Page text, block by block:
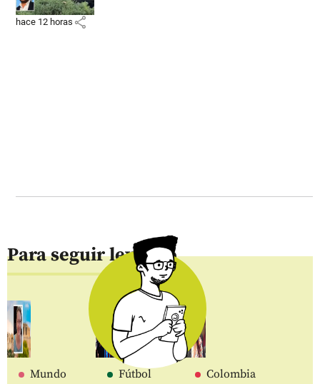
hace 12 horas share
Para seguir leyendo
Mundo Fútbol Colombia